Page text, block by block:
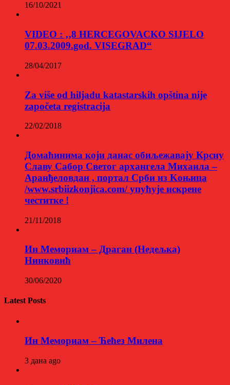
16/10/2021
VIDEO : ‚‚8 HERCEGOVACKO SIJELO
07.03.2009.god. VISEGRAD“
28/04/2017
Za više od hiljadu katastarskih opština nije
započeta registracija
22/02/2018
Домаћинима који данас обиљежавају Крсну
Славу Сабор Светог архангела Михаила –
Аранђеловдан , портал Срби из Kоњица
/www.srbiizkonjica.com/ упућује искрене
честитке !
21/11/2018
Ин Мемориам – Драган (Недељка)
Нинковић
30/06/2020
Latest Posts
Ин Мемориам – Ћећез Милена
3 дана ago